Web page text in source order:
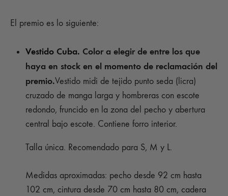
El premio es lo siguiente:
Vestido Cuba. Color a elegir de entre los que
haya en stock en el momento de reclamación del
premio.Vestido midi de tejido punto seda (licra)
cruzado de manga larga y hombreras con escote
redondo, fruncido en la zona del pecho y abertura
central bajo escote. Contiene forro interior.
Talla única. Recomendado para S, M y L.
Medidas aproximadas: pecho desde 92 cm hasta
102 cm, cintura desde 70 cm hasta 80 cm, cadera